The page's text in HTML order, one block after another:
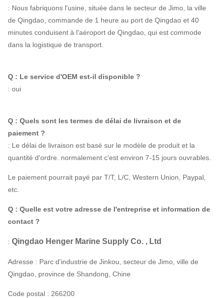
: Nous fabriquons l'usine, située dans le secteur de Jimo, la ville
de Qingdao, commande de 1 heure au port de Qingdao et 40
minutes conduisent à l'aéroport de Qingdao, qui est commode
dans la logistique de transport.
Q : Le service d'OEM est-il disponible ?
: oui
Q : Quels sont les termes de délai de livraison et de
paiement ?
: Le délai de livraison est basé sur le modèle de produit et la
quantité d'ordre. normalement c'est environ 7-15 jours ouvrables.
Le paiement pourrait payé par T/T, L/C, Western Union, Paypal,
etc.
Q : Quelle est votre adresse de l'entreprise et information de
contact ?
: Qingdao Henger Marine Supply Co. , Ltd
Adresse : Parc d'industrie de Jinkou, secteur de Jimo, ville de
Qingdao, province de Shandong, Chine
Code postal : 266200